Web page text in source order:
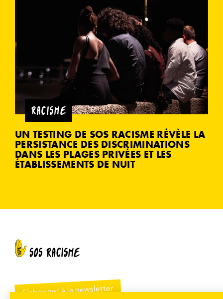
RACISME
UN TESTING DE SOS RACISME RÉVÈLE LA
PERSISTANCE DES DISCRIMINATIONS
DANS LES PLAGES PRIVÉES ET LES
ÉTABLISSEMENTS DE NUIT
S’abonner à la newsletter